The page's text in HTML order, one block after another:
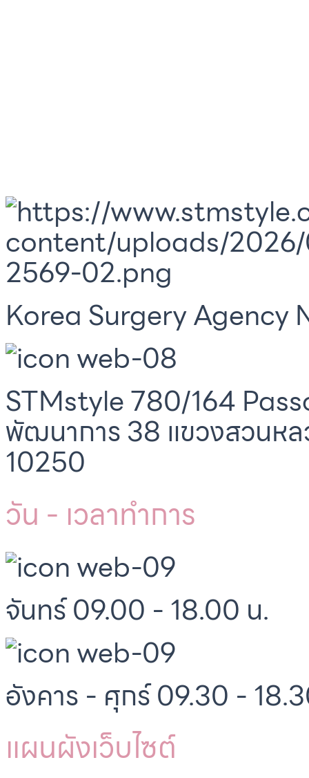
Korea Surgery Agency
STMstyle 780/164
พัฒนาการ 38 แขวงสวนหล
10250
วัน - เวลาทำการ
จันทร์ 09.00 - 18.00 น.
อังคาร - ศุกร์ 09.30 -
แผนผังเว็บไซต์